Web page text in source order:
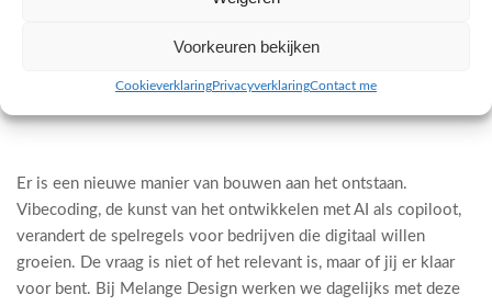
Voorkeuren bekijken
CookieverklaringPrivacyverklaringContact me
10 april 2026 · Melange Design
Er is een nieuwe manier van bouwen aan het ontstaan.
Vibecoding, de kunst van het ontwikkelen met AI als copiloot,
verandert de spelregels voor bedrijven die digitaal willen
groeien. De vraag is niet of het relevant is, maar of jij er klaar
voor bent. Bij Melange Design werken we dagelijks met deze